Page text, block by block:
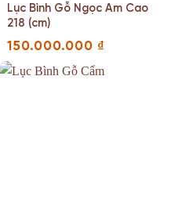
Lục Bình Gỗ Ngọc Am Cao
218 (cm)
150.000.000 ₫